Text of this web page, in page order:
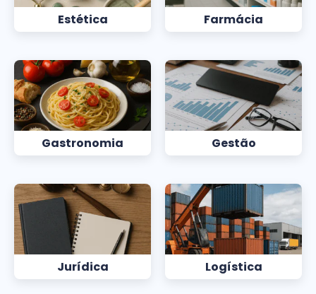
Estética Farmácia
Gastronomia Gestão
Jurídica Logística